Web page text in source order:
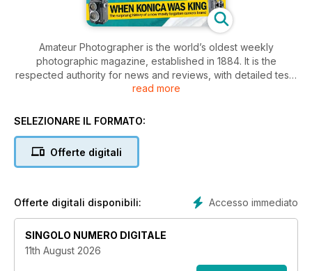
Amateur Photographer is the world’s oldest weekly
photographic magazine, established in 1884. It is the
respected authority for news and reviews, with detailed tests
and investigations on the latest equipment.
The weekly contents include interviews and columns from
technique to inspire and enthuse the devoted readership, to
whom taking photos is far more than just a hobby. Essential
read more
SELEZIONARE IL FORMATO:
Offerte digitali
Accesso immediato
Offerte digitali disponibili:
SINGOLO NUMERO DIGITALE
11th August 2026